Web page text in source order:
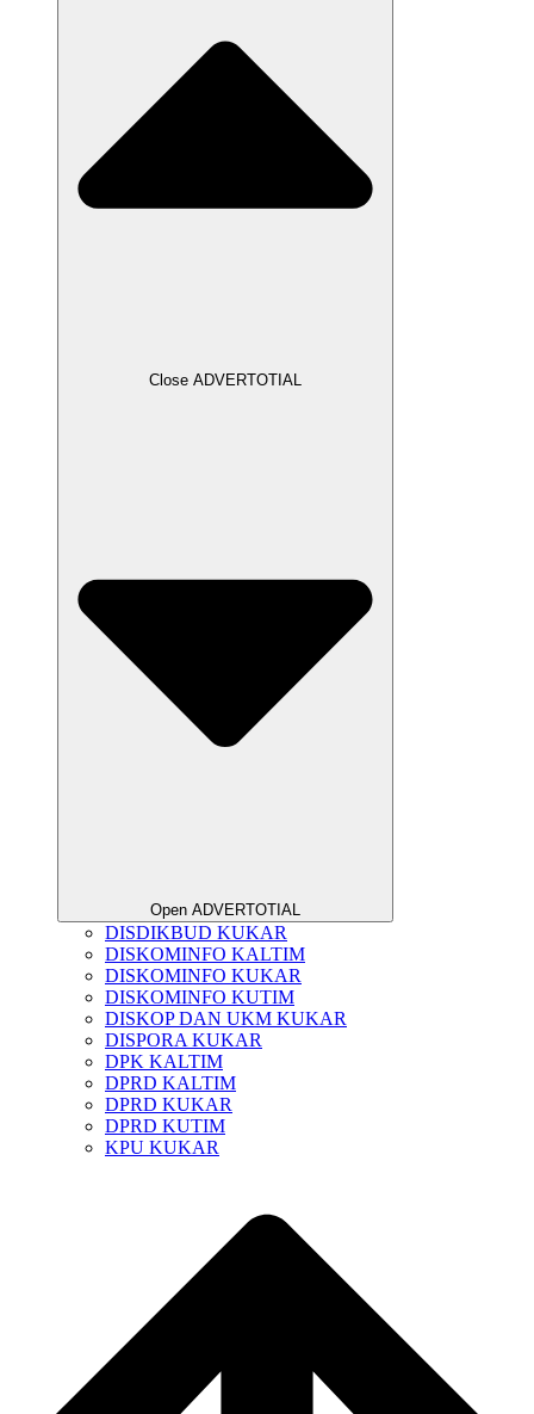
Close ADVERTOTIAL
Open ADVERTOTIAL
DISDIKBUD KUKAR
DISKOMINFO KALTIM
DISKOMINFO KUKAR
DISKOMINFO KUTIM
DISKOP DAN UKM KUKAR
DISPORA KUKAR
DPK KALTIM
DPRD KALTIM
DPRD KUKAR
DPRD KUTIM
KPU KUKAR